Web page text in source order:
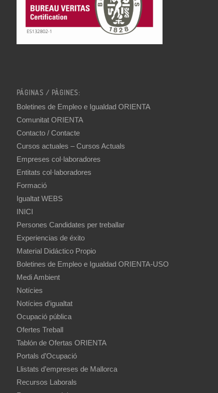
PÁGINAS / PÀGINES:
Boletines de Empleo e Igualdad ORIENTA
Comunitat ORIENTA
Contacto / Contacte
Cursos actuales – Cursos Actuals
Empreses col·laboradores
Entitats col·laboradores
Formació
Igualtat WEBS
INICI
Persones Candidates per treballar
Experiencias de éxito
Material Didáctico Propio
Boletines de Empleo e Igualdad ORIENTA-USO
Medi Ambient
Notícies
Notícies d’igualtat
Ocupació pública
Ofertes Treball
Tablón de Ofertas ORIENTA
Portals d’Ocupació
Llistats d’empreses de Mallorca
Recursos Laborals